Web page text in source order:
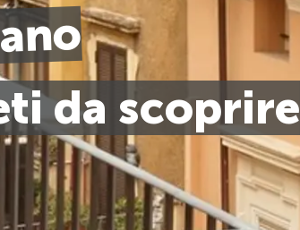
da scoprire